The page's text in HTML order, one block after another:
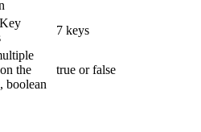
7 keys
the
boolean
true or false